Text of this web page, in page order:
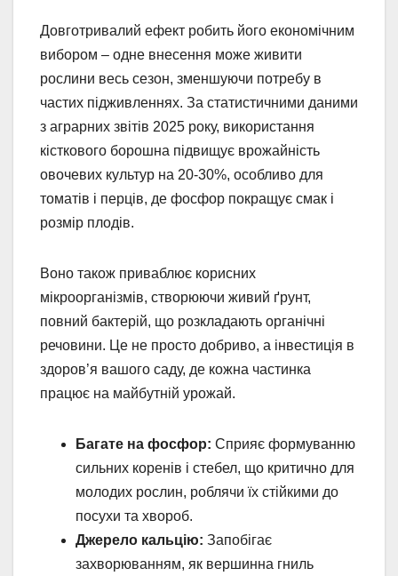
Довготривалий ефект робить його економічним
вибором – одне внесення може живити
рослини весь сезон, зменшуючи потребу в
частих підживленнях. За статистичними даними
з аграрних звітів 2025 року, використання
кісткового борошна підвищує врожайність
овочевих культур на 20-30%, особливо для
томатів і перців, де фосфор покращує смак і
розмір плодів.
Воно також приваблює корисних
мікроорганізмів, створюючи живий ґрунт,
повний бактерій, що розкладають органічні
речовини. Це не просто добриво, а інвестиція в
здоров’я вашого саду, де кожна частинка
працює на майбутній урожай.
Багате на фосфор: Сприяє формуванню
сильних коренів і стебел, що критично для
молодих рослин, роблячи їх стійкими до
посухи та хвороб.
Джерело кальцію: Запобігає
захворюванням, як вершинна гниль